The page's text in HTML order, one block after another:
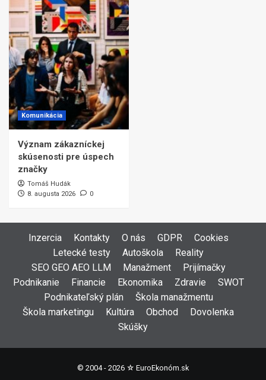
Komunikácia
Význam zákazníckej
skúsenosti pre úspech
značky
Tomáš Hudák
8. augusta 2026
0
Inzercia Kontakty O nás GDPR
Cookies
Letecké testy
Autoškola
Reality
SEO GEO AEO LLM
Manažment
Prijímačky
Podnikanie
Financie Ekonomika Zdravie
SWOT
Podnikateľský plán
Škola manažmentu
Škola marketingu
Kultúra Obchod
Dovolenka
Skúšky
© 2004 - 2026 ☆ EuroEkonóm.sk